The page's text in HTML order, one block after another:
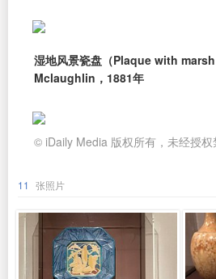
湿地风景瓷盘（Plaque with
Mclaughlin，1881年
© iDaily Media 版权所有，未经授权
11 张照片